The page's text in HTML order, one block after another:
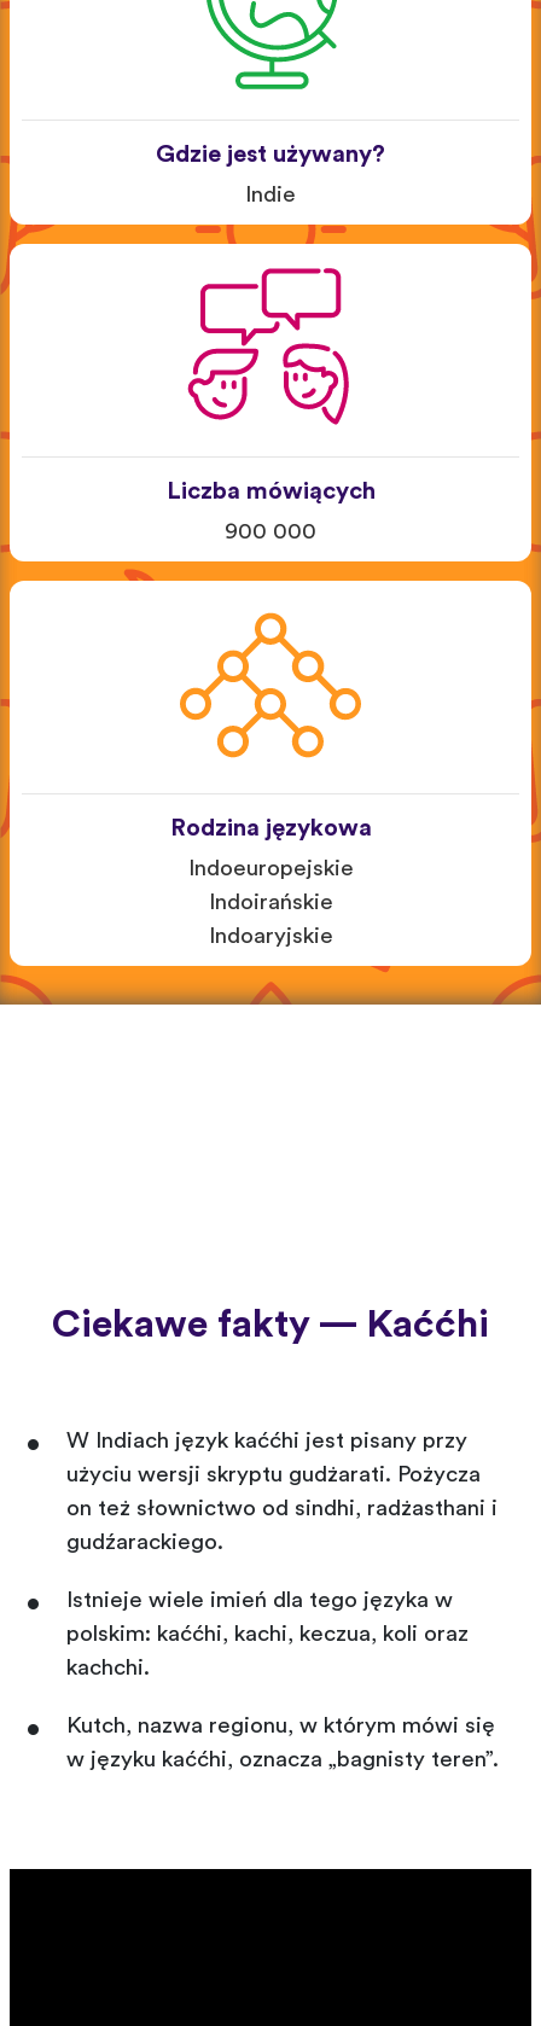
Gdzie jest używany?
Indie
Liczba mówiących
900 000
Rodzina językowa
Indoeuropejskie
Indoirańskie
Indoaryjskie
Ciekawe fakty — Kaććhi
W Indiach język kaććhi jest pisany przy
użyciu wersji skryptu gudżarati. Pożycza
on też słownictwo od sindhi, radżasthani i
gudźarackiego.
Istnieje wiele imień dla tego języka w
polskim: kaććhi, kachi, keczua, koli oraz
kachchi.
Kutch, nazwa regionu, w którym mówi się
w języku kaććhi, oznacza „bagnisty teren”.